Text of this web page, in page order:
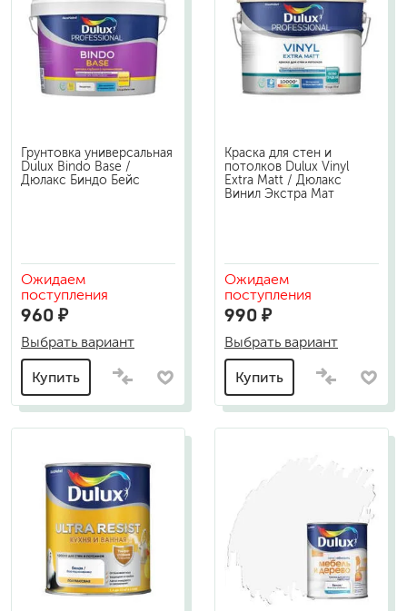
Грунтовка универсальная
Dulux Bindo Base /
Дюлакс Биндо Бейс
Ожидаем
поступления
960 ₽
Выбрать вариант
Купить
Краска для стен и
потолков Dulux Vinyl
Extra Matt / Дюлакс
Винил Экстра Мат
Ожидаем
поступления
990 ₽
Выбрать вариант
Купить